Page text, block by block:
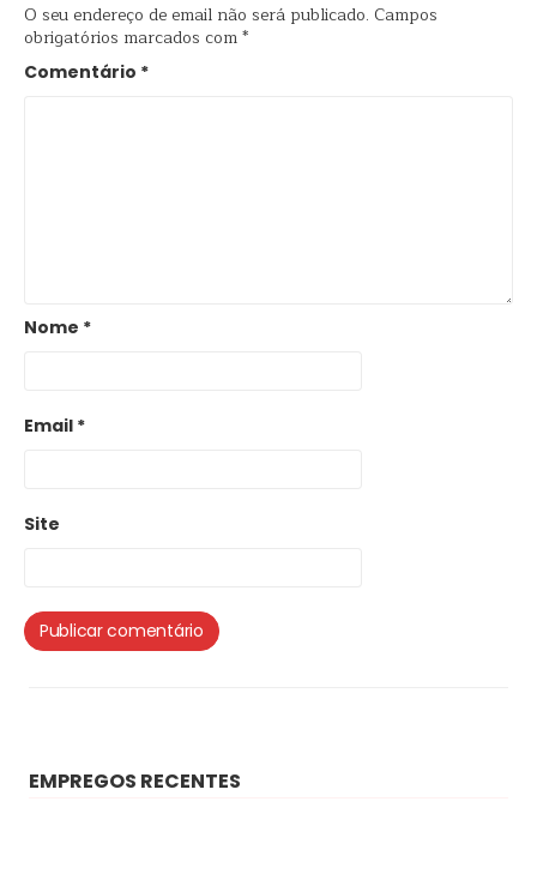
O seu endereço de email não será publicado. Campos
obrigatórios marcados com*
Comentário *
Nome *
Email *
Site
EMPREGOS RECENTES